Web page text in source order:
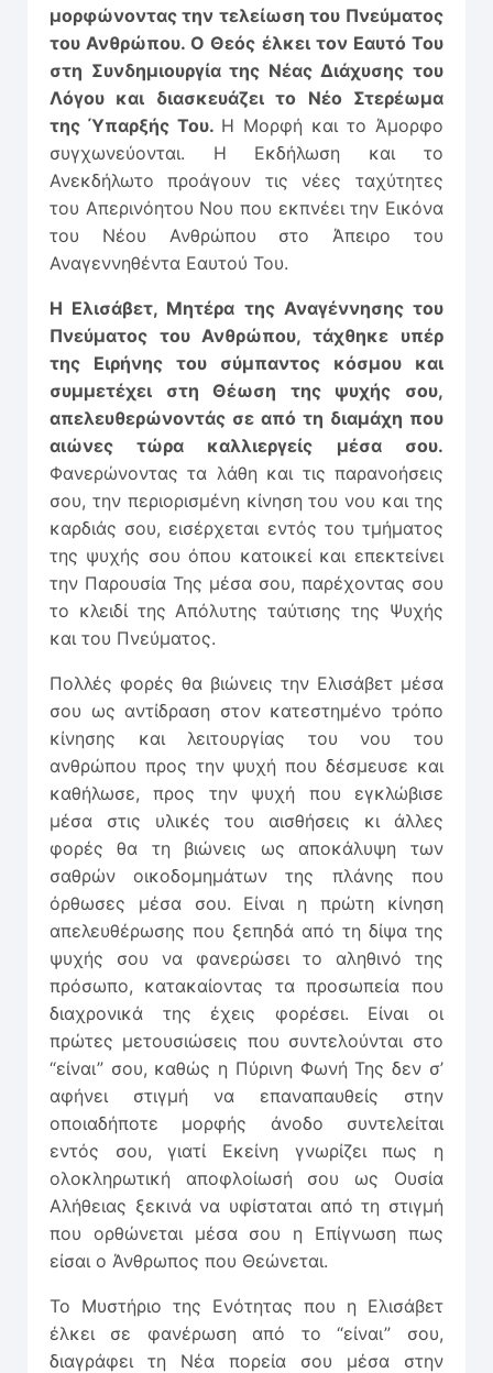
μορφώνοντας την τελείωση του Πνεύματος
του Ανθρώπου. Ο Θεός έλκει τον Εαυτό Του
στη Συνδημιουργία της Νέας Διάχυσης του
Λόγου και διασκευάζει το Νέο Στερέωμα
της Ύπαρξής Του. Η Μορφή και το Άμορφο
συγχωνεύονται. Η Εκδήλωση και το
Ανεκδήλωτο προάγουν τις νέες ταχύτητες
του Απερινόητου Νου που εκπνέει την Εικόνα
του Νέου Ανθρώπου στο Άπειρο του
Αναγεννηθέντα Εαυτού Του.
Η Ελισάβετ, Μητέρα της Αναγέννησης του
Πνεύματος του Ανθρώ­που, τάχθηκε υπέρ
της Ειρήνης του σύμπαντος κόσμου και
συμμετέχει στη Θέωση της ψυχής σου,
απελευθερώνοντάς σε από τη διαμάχη που
αιώνες τώρα καλλιεργείς μέσα σου.
Φανερώνοντας τα λάθη και τις παρανοήσεις
σου, την περιορισμένη κίνηση του νου και της
καρδιάς σου, εισέρχεται εντός του τμήματος
της ψυχής σου όπου κατοικεί και επεκτείνει
την Παρουσία Της μέσα σου, παρέχοντας σου
το κλειδί της Απόλυτης ταύτισης της Ψυχής
και του Πνεύματος.
Πολλές φορές θα βιώνεις την Ελισάβετ μέσα
σου ως αντίδραση στον κατεστημένο τρόπο
κίνησης και λειτουργίας του νου του
ανθρώπου προς την ψυχή που δέσμευσε και
καθήλωσε, προς την ψυχή που εγκλώβισε
μέσα στις υλικές του αισθήσεις κι άλλες
φορές θα τη βιώνεις ως αποκάλυψη των
σαθρών οικοδομημάτων της πλάνης που
όρθωσες μέσα σου. Είναι η πρώτη κίνηση
απελευθέρωσης που ξεπηδά από τη δίψα της
ψυχής σου να φανερώσει το αληθινό της
πρόσωπο, κατακαίοντας τα προσωπεία που
διαχρονικά της έχεις φορέσει. Είναι οι
πρώτες μετουσιώσεις που συντελούνται στο
“είναι” σου, καθώς η Πύρινη Φωνή Της δεν σ’
αφήνει στιγμή να επαναπαυθείς στην
οποιαδήποτε μορφής άνοδο συντελείται
εντός σου, γιατί Εκείνη γνωρίζει πως η
ολοκληρωτική αποφλοίωσή σου ως Ουσία
Αλήθειας ξεκινά να υφίσταται από τη στιγμή
που ορθώνεται μέσα σου η Επίγνωση πως
είσαι ο Άνθρωπος που Θεώνεται.
Το Μυστήριο της Ενότητας που η Ελισάβετ
έλκει σε φανέρωση από το “είναι” σου,
διαγράφει τη Νέα πορεία σου μέσα στην